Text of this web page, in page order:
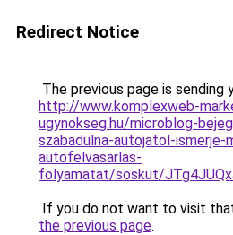
Redirect Notice
The previous page is sending
http://www.komplexweb-
ugynokseg.hu/microblog-
szabadulna-autojatol-ismerje-
autofelvasarlas-
folyamatat/soskut/
If you do not want to visit
the previous page.